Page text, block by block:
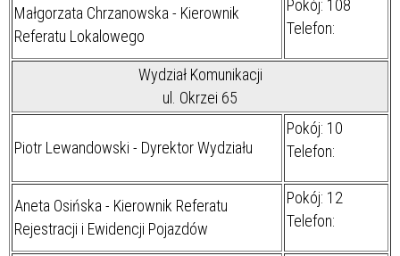
Małgorzata Chrzanowska - Kierownik
Referatu Lokalowego
Pokój: 108
Telefon:
Wydział Komunikacji
ul. Okrzei 65
Piotr Lewandowski - Dyrektor Wydziału
Pokój: 10
Telefon:
Aneta Osińska - Kierownik Referatu
Rejestracji i Ewidencji Pojazdów
Pokój: 12
Telefon: